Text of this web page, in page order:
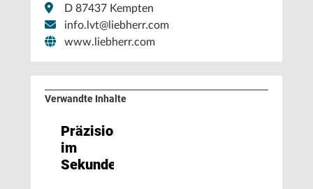
D 87437 Kempten
info.lvt@liebherr.com
www.liebherr.com
Verwandte Inhalte
Präzision
im
Sekundentakt